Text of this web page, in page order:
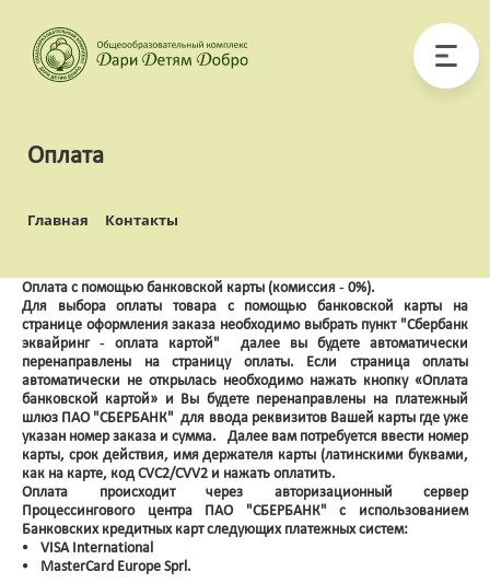
Оплата
Главная Контакты
Оплата с помощью банковской карты (комиссия - 0%).
Для выбора оплаты товара с помощью банковской карты на
странице оформления заказа необходимо выбрать пункт "Сбербанк
эквайринг - оплата картой" далее вы будете автоматически
перенаправлены на страницу оплаты. Если страница оплаты
автоматически не открылась необходимо нажать кнопку «Оплата
банковской картой» и Вы будете перенаправлены на платежный
шлюз ПАО "СБЕРБАНК" для ввода реквизитов Вашей карты где уже
указан номер заказа и сумма. Далее вам потребуется ввести номер
карты, срок действия, имя держателя карты (латинскими буквами,
как на карте, код CVC2/CVV2 и нажать оплатить.
Оплата происходит через авторизационный сервер
Процессингового центра ПАО "СБЕРБАНК" с использованием
Банковских кредитных карт следующих платежных систем:
⦁ VISA International
⦁ MasterCard Europe Sprl.